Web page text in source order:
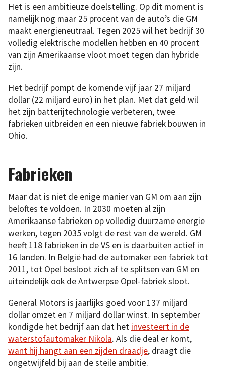
Het is een ambitieuze doelstelling. Op dit moment is
namelijk nog maar 25 procent van de auto’s die GM
maakt energieneutraal. Tegen 2025 wil het bedrijf 30
volledig elektrische modellen hebben en 40 procent
van zijn Amerikaanse vloot moet tegen dan hybride
zijn.
Het bedrijf pompt de komende vijf jaar 27 miljard
dollar (22 miljard euro) in het plan. Met dat geld wil
het zijn batterijtechnologie verbeteren, twee
fabrieken uitbreiden en een nieuwe fabriek bouwen in
Ohio.
Fabrieken
Maar dat is niet de enige manier van GM om aan zijn
beloftes te voldoen. In 2030 moeten al zijn
Amerikaanse fabrieken op volledig duurzame energie
werken, tegen 2035 volgt de rest van de wereld. GM
heeft 118 fabrieken in de VS en is daarbuiten actief in
16 landen. In België had de automaker een fabriek tot
2011, tot Opel besloot zich af te splitsen van GM en
uiteindelijk ook de Antwerpse Opel-fabriek sloot.
General Motors is jaarlijks goed voor 137 miljard
dollar omzet en 7 miljard dollar winst. In september
kondigde het bedrijf aan dat het investeert in de
waterstofautomaker Nikola. Als die deal er komt,
want hij hangt aan een zijden draadje, draagt die
ongetwijfeld bij aan de steile ambitie.